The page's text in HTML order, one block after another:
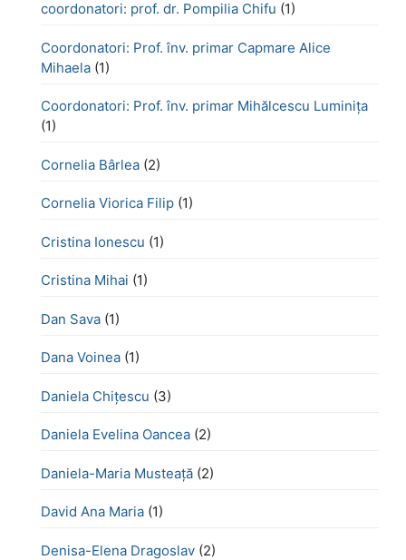
coordonatori: prof. dr. Pompilia Chifu (1)
Coordonatori: Prof. înv. primar Capmare Alice
Mihaela (1)
Coordonatori: Prof. înv. primar Mihălcescu Luminița
(1)
Cornelia Bârlea (2)
Cornelia Viorica Filip (1)
Cristina Ionescu (1)
Cristina Mihai (1)
Dan Sava (1)
Dana Voinea (1)
Daniela Chițescu (3)
Daniela Evelina Oancea (2)
Daniela-Maria Musteață (2)
David Ana Maria (1)
Denisa-Elena Dragoslav (2)